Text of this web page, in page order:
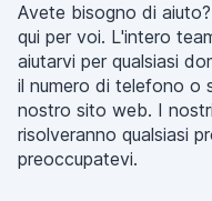
Avete bisogno di
qui per voi. L'intero
aiutarvi per qualsiasi
il numero di telefono o
nostro sito web. I
risolveranno qualsiasi
preoccupatevi.